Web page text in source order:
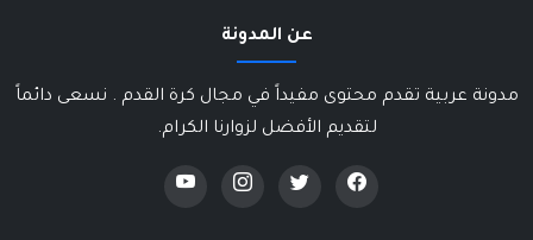
عن المدونة
مدونة عربية تقدم محتوى مفيداً في مجال كرة القدم . نسعى دائماً
لتقديم الأفضل لزوارنا الكرام.